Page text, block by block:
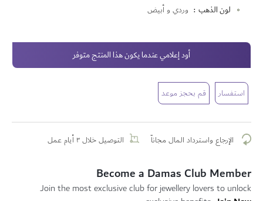
لون الذهب
وردي و أبيض
أود إعلامي عندما يكون هذا المنتج متوفر
استفسار قم بحجز موعد
الإرجاع واسترداد المال مجاناً التوصيل خلال ٣ أيام عمل
Become a Damas Club Member
Join the most exclusive club for jewellery lovers to unlock